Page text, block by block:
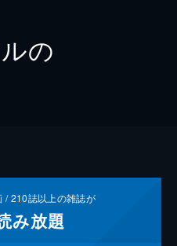
の
/210誌以上の雑誌が
み放題